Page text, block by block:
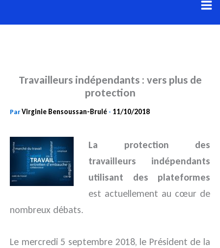
au
Travailleurs indépendants : vers plus de
protection
ParVirginie Bensoussan-Brulé - 11/10/2018
La protection des
travailleurs indépendants
utilisant des plateformes
est actuellement au cœur de
nombreux débats.
Le mercredi 5 septembre 2018, le Président de la